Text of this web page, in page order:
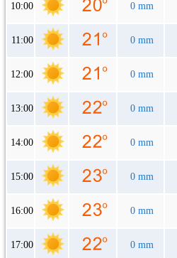
10:00 0 mm
11:00 0 mm
12:00 0 mm
13:00 0 mm
14:00 0 mm
15:00 0 mm
16:00 0 mm
17:00 0 mm